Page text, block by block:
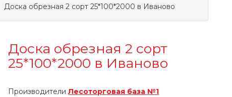
Доска обрезная 2 сорт 25*100*2000 в Иваново
Доска обрезная 2 сорт
25*100*2000 в Иваново
ПроизводителиЛесоторговая база №1